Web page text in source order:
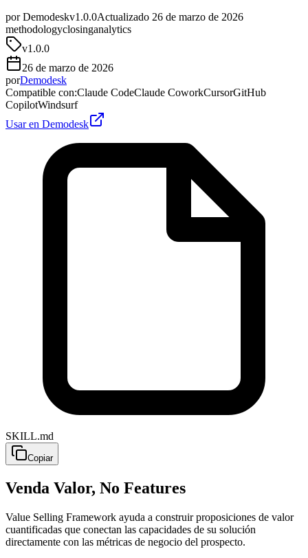
por Demodeskv1.0.0Actualizado 26 de marzo de 2026
methodologyclosinganalytics
v1.0.0
26 de marzo de 2026
porDemodesk
Compatible con:Claude CodeClaude CoworkCursorGitHub
CopilotWindsurf
Usar en Demodesk
SKILL.md
Copiar
Venda Valor, No Features
Value Selling Framework ayuda a construir proposiciones de valor
cuantificadas que conectan las capacidades de su solución
directamente con las métricas de negocio del prospecto.